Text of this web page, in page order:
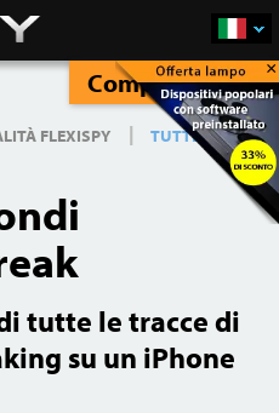
Compra Subito ×
FLEXISPY | TUTTE
tutte le tracce di
su un iPhone